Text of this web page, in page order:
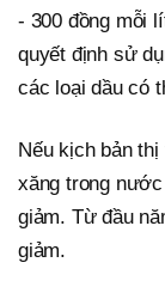
- 300 đồng mỗi
quyết định sử
các loại dầu có
Nếu kịch bản
xăng trong
giảm. Từ đầu
giảm.